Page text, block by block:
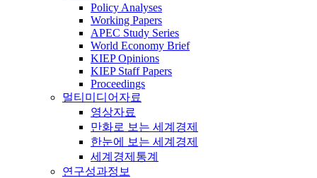
Policy Analyses
Working Papers
APEC Study Series
World Economy Brief
KIEP Opinions
KIEP Staff Papers
Proceedings
멀티미디어자료
영상자료
만화로 보는 세계경제
한눈에 보는 세계경제
세계경제통계
연구성과정보